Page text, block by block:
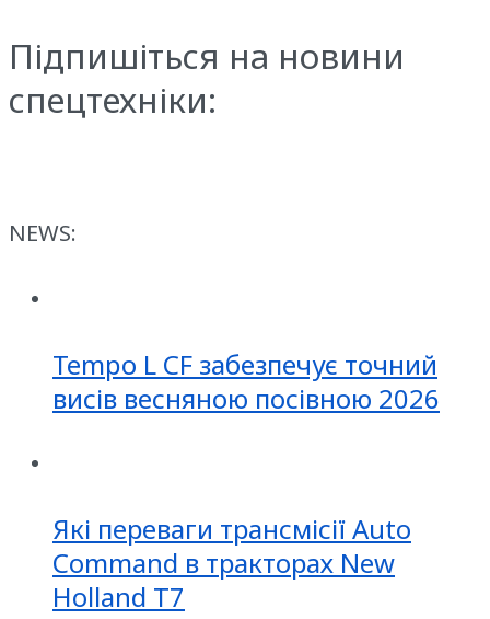
Підпишіться на новини
спецтехніки:
NEWS:
Tempo L CF забезпечує точний
висів весняною посівною 2026
Які переваги трансмісії Auto
Command в тракторах New
Holland T7